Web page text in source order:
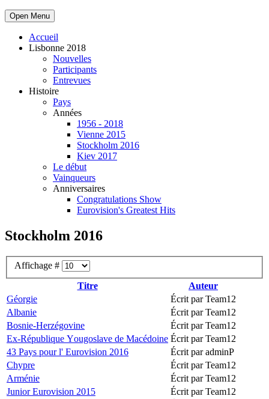
Open Menu
Accueil
Lisbonne 2018
Nouvelles
Participants
Entrevues
Histoire
Pays
Années
1956 - 2018
Vienne 2015
Stockholm 2016
Kiev 2017
Le début
Vainqueurs
Anniversaires
Congratulations Show
Eurovision's Greatest Hits
Stockholm 2016
Affichage #
Titre
Auteur
Géorgie
Écrit par Team12
Albanie
Écrit par Team12
Bosnie-Herzégovine
Écrit par Team12
Ex-République Υougoslave de Macédoine Écrit par Team12
43 Pays pour l' Eurovision 2016
Écrit par adminP
Chypre
Écrit par Team12
Arménie
Écrit par Team12
Junior Eurovision 2015
Écrit par Team12